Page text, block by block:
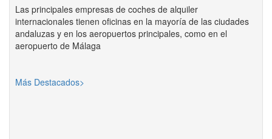
Las principales empresas de coches de alquiler
internacionales tienen oficinas en la mayoría de las ciudades
andaluzas y en los aeropuertos principales, como en el
aeropuerto de Málaga
Más Destacados>